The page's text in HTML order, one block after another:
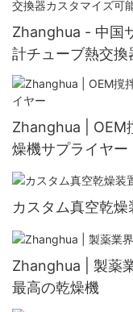
Zhanghua - 中国
計チューブ熱交
Zhanghua | OEM
燥機サプライヤー
カスタム真空乾
Zhanghua | 製薬
最高の乾燥機